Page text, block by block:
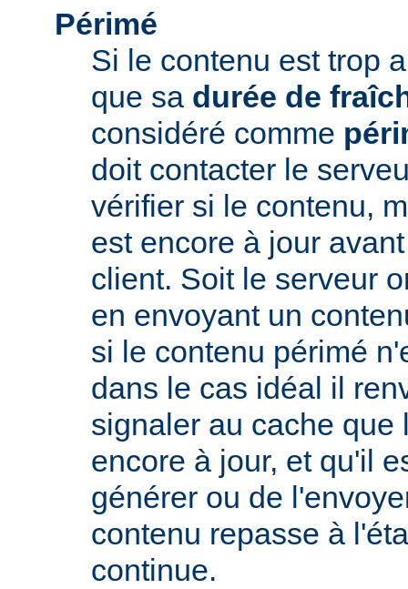
Périmé
Si le contenu est trop
que sa durée de
considéré comme
doit contacter le
vérifier si le contenu,
est encore à jour
client. Soit le serveur
en envoyant un
si le contenu périmé
dans le cas idéal il
signaler au cache que
encore à jour, et qu'il
générer ou de
contenu repasse à
continue.